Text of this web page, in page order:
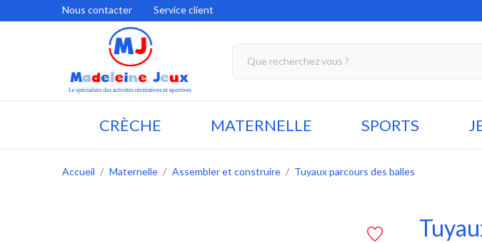
Nous contacter Service client
CRÈCHE MATERNELLE SPORTS
Accueil Maternelle Assembler et construire Tuyaux parcours des balles